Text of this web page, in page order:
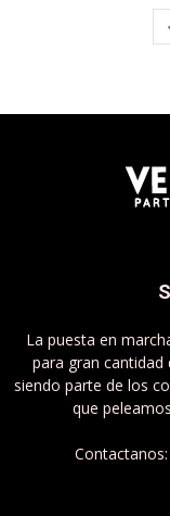
La puesta en
para gran cantidad
siendo parte de los
que
Contactanos: